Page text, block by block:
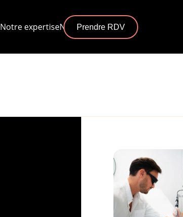
Notre expertiseNos centres
Prendre RDV